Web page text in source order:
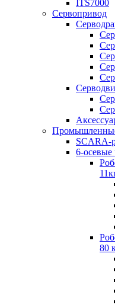
ITS7000
Сервопривод
SCARA-
6-
80